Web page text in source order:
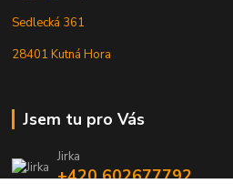
Sedlecká 361
28401 Kutná Hora
Jsem tu pro Vás
Jirka
+420 602677792